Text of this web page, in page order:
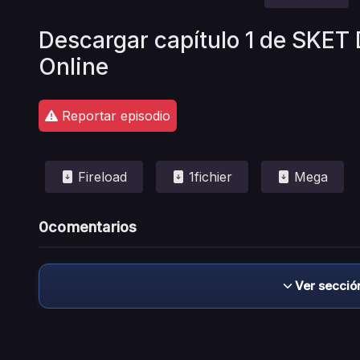
Descargar capítulo 1 de
Online
Reportar episodio
Fireload 1fichier Mega
0comentarios
Ver